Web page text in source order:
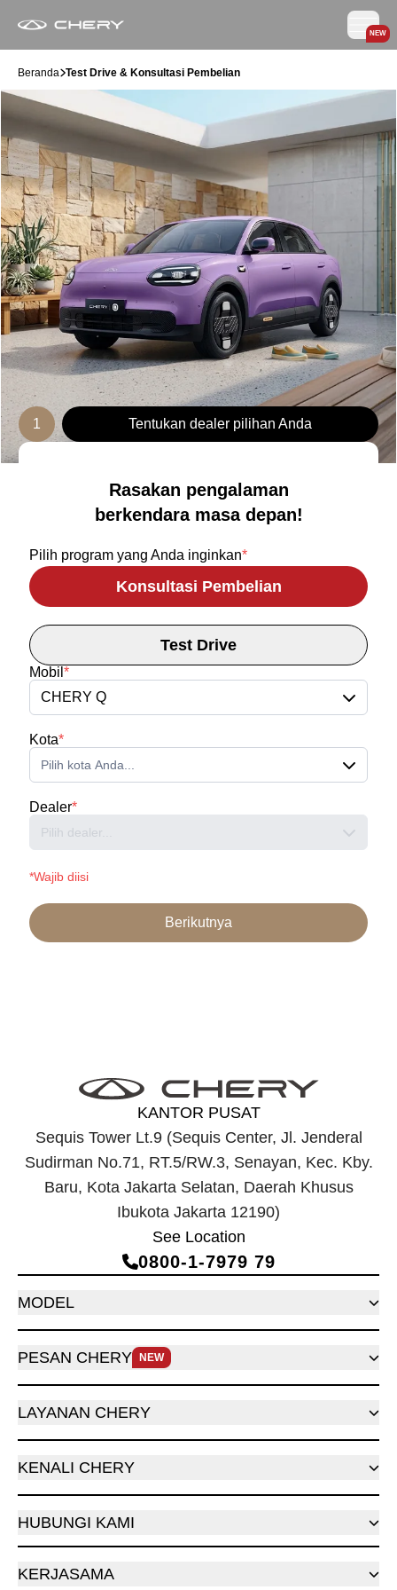
NEW
Beranda Test Drive & Konsultasi Pembelian
1 Tentukan dealer pilihan Anda
Rasakan pengalaman
berkendara masa depan!
Pilih program yang Anda inginkan*
Konsultasi Pembelian
Test Drive
Mobil *
CHERY Q
Kota*
Pilih kota Anda...
Dealer*
Pilih dealer...
*Wajib diisi
Berikutnya
KANTOR PUSAT
Sequis Tower Lt.9 (Sequis Center, Jl. Jenderal
Sudirman No.71, RT.5/RW.3, Senayan, Kec. Kby.
Baru, Kota Jakarta Selatan, Daerah Khusus
Ibukota Jakarta 12190)
See Location
0800‑1‑7979 79
MODEL
PESAN CHERY NEW
LAYANAN CHERY
KENALI CHERY
HUBUNGI KAMI
KERJASAMA